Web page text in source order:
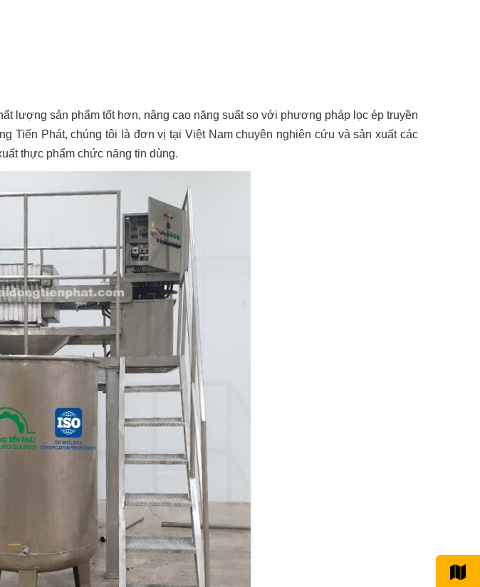
lượng sản phẩm tốt hơn, nâng cao năng suất so với phương pháp lọc ép truyền
Tiến Phát, chúng tôi là đơn vị tại Việt Nam chuyên nghiên cứu và sản xuất các
thực phẩm chức năng tin dùng.